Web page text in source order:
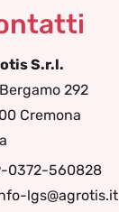
S.r.l.
292
Cremona
0372-560828
lgs@agrotis.it